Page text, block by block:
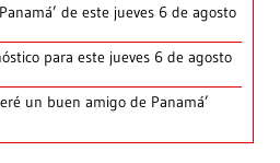
de este jueves 6 de agosto
para este jueves 6 de agosto
un buen amigo de Panamá’